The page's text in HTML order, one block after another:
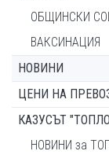
ОБЩИНСКИ
ВАКСИНАЦИЯ
НОВИНИ
ЦЕНИ НА
КАЗУСЪТ
НОВИНИ за